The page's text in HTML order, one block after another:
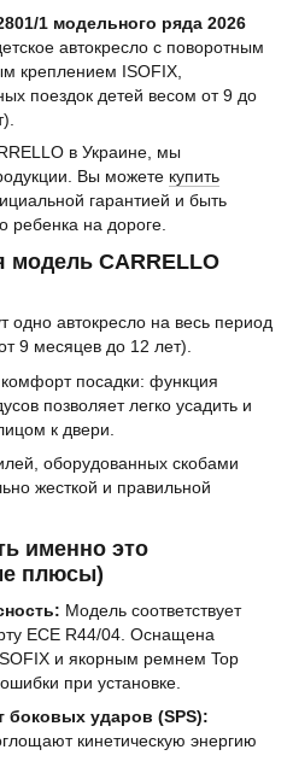
1 модельного ряда 2026
автокресло с поворотным
креплением ISOFIX,
поездок детей весом от 9 до
в Украине, мы
Вы можете купить
гарантией и быть
ребенка на дороге.
модель CARRELLO
автокресло на весь период
9 месяцев до 12 лет).
посадки: функция
позволяет легко усадить и
к двери.
оборудованных скобами
жесткой и правильной
именно это
плюсы)
Модель соответствует
ECE R44/04. Оснащена
и якорным ремнем Top
при установке.
боковых ударов (SPS):
кинетическую энергию